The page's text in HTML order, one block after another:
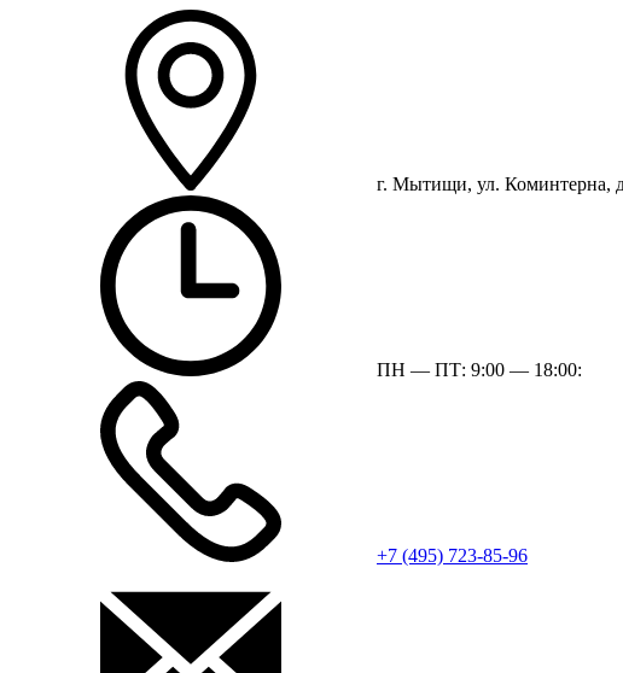
г. Мытищи, ул. Коминтерна,
ПН — ПТ: 9:00 — 18:00:
+7 (495) 723-85-96